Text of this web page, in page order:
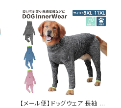
【メール便】ドッグウェア 長袖 ロ